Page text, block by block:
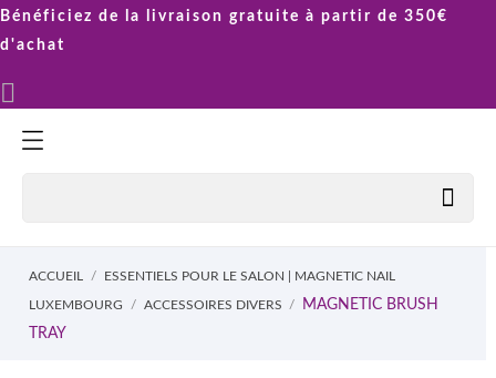
Bénéficiez de la livraison gratuite à partir de 350€
d'achat


ACCUEIL ESSENTIELS POUR LE SALON | MAGNETIC NAIL
LUXEMBOURG ACCESSOIRES DIVERS
MAGNETIC BRUSH
TRAY